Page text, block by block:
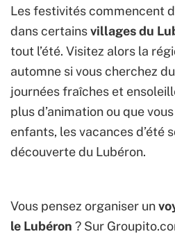
Les festivités commencent
dans certainsvillages du
tout l’été. Visitez alors la
automne si vous cherchez
journées fraîches et
plus d’animation ou que
enfants, les vacances d’été
découverte du Lubéron.
Vous pensez organiser un
le Lubéron ? Sur